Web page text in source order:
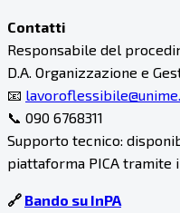
Contatti
Responsabile del
D.A. Organizzazione e
📧
📞 090 6768311
Supporto tecnico:
piattaforma PICA tramite il
🔗Bando su InPA